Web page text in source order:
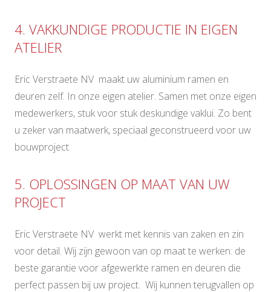
4. VAKKUNDIGE PRODUCTIE IN EIGEN
ATELIER
Eric Verstraete NV maakt uw aluminium ramen en
deuren zelf. In onze eigen atelier. Samen met onze eigen
medewerkers, stuk voor stuk deskundige vaklui. Zo bent
u zeker van maatwerk, speciaal geconstrueerd voor uw
bouwproject.
5. OPLOSSINGEN OP MAAT VAN UW
PROJECT
Eric Verstraete NV werkt met kennis van zaken en zin
voor detail. Wij zijn gewoon van op maat te werken: de
beste garantie voor afgewerkte ramen en deuren die
perfect passen bij uw project. Wij kunnen terugvallen op